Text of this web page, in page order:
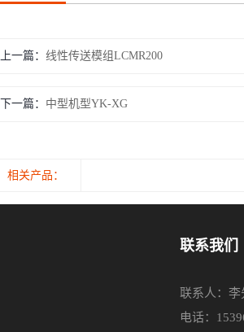
上一篇： 线性传送模组LCMR200
下一篇： 中型机型YK-XG
相关产品：
联系我们
联系人：李
电话：